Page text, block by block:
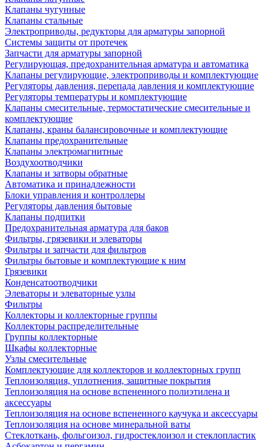
Клапаны чугунные
Клапаны стальные
Электроприводы, редукторы для арматуры запорной
Системы защиты от протечек
Запчасти для арматуры запорной
Регулирующая, предохранительная арматура и автоматика
Клапаны регулирующие, электроприводы и комплектующие
Регуляторы давления, перепада давления и комплектующие
Регуляторы температуры и комплектующие
Клапаны смесительные, термостатические смесительные и
комплектующие
Клапаны, краны балансировочные и комплектующие
Клапаны предохранительные
Клапаны электромагнитные
Воздухоотводчики
Клапаны и затворы обратные
Автоматика и принадлежности
Блоки управления и контроллеры
Регуляторы давления бытовые
Клапаны подпитки
Предохранительная арматура для баков
Фильтры, грязевики и элеваторы
Фильтры и запчасти для фильтров
Фильтры бытовые и комплектующие к ним
Грязевики
Конденсатоотводчики
Элеваторы и элеваторные узлы
Фильтры
Коллекторы и коллекторные группы
Коллекторы распределительные
Группы коллекторные
Шкафы коллекторные
Узлы смесительные
Комплектующие для коллекторов и коллекторных групп
Теплоизоляция, уплотнения, защитные покрытия
Теплоизоляция на основе вспененного полиэтилена и
аксессуары
Теплоизоляция на основе вспененного каучука и аксессуары
Теплоизоляция на основе минеральной ваты
Стеклоткань, фольгоизол, гидростеклоизол и стеклопластик